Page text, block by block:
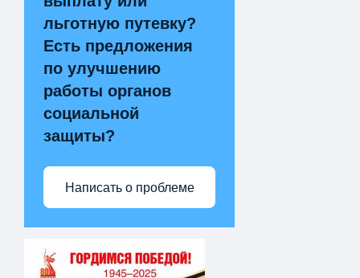
льготную путевку?
Есть предложения
по улучшению
работы органов
социальной
защиты?
Написать о проблеме